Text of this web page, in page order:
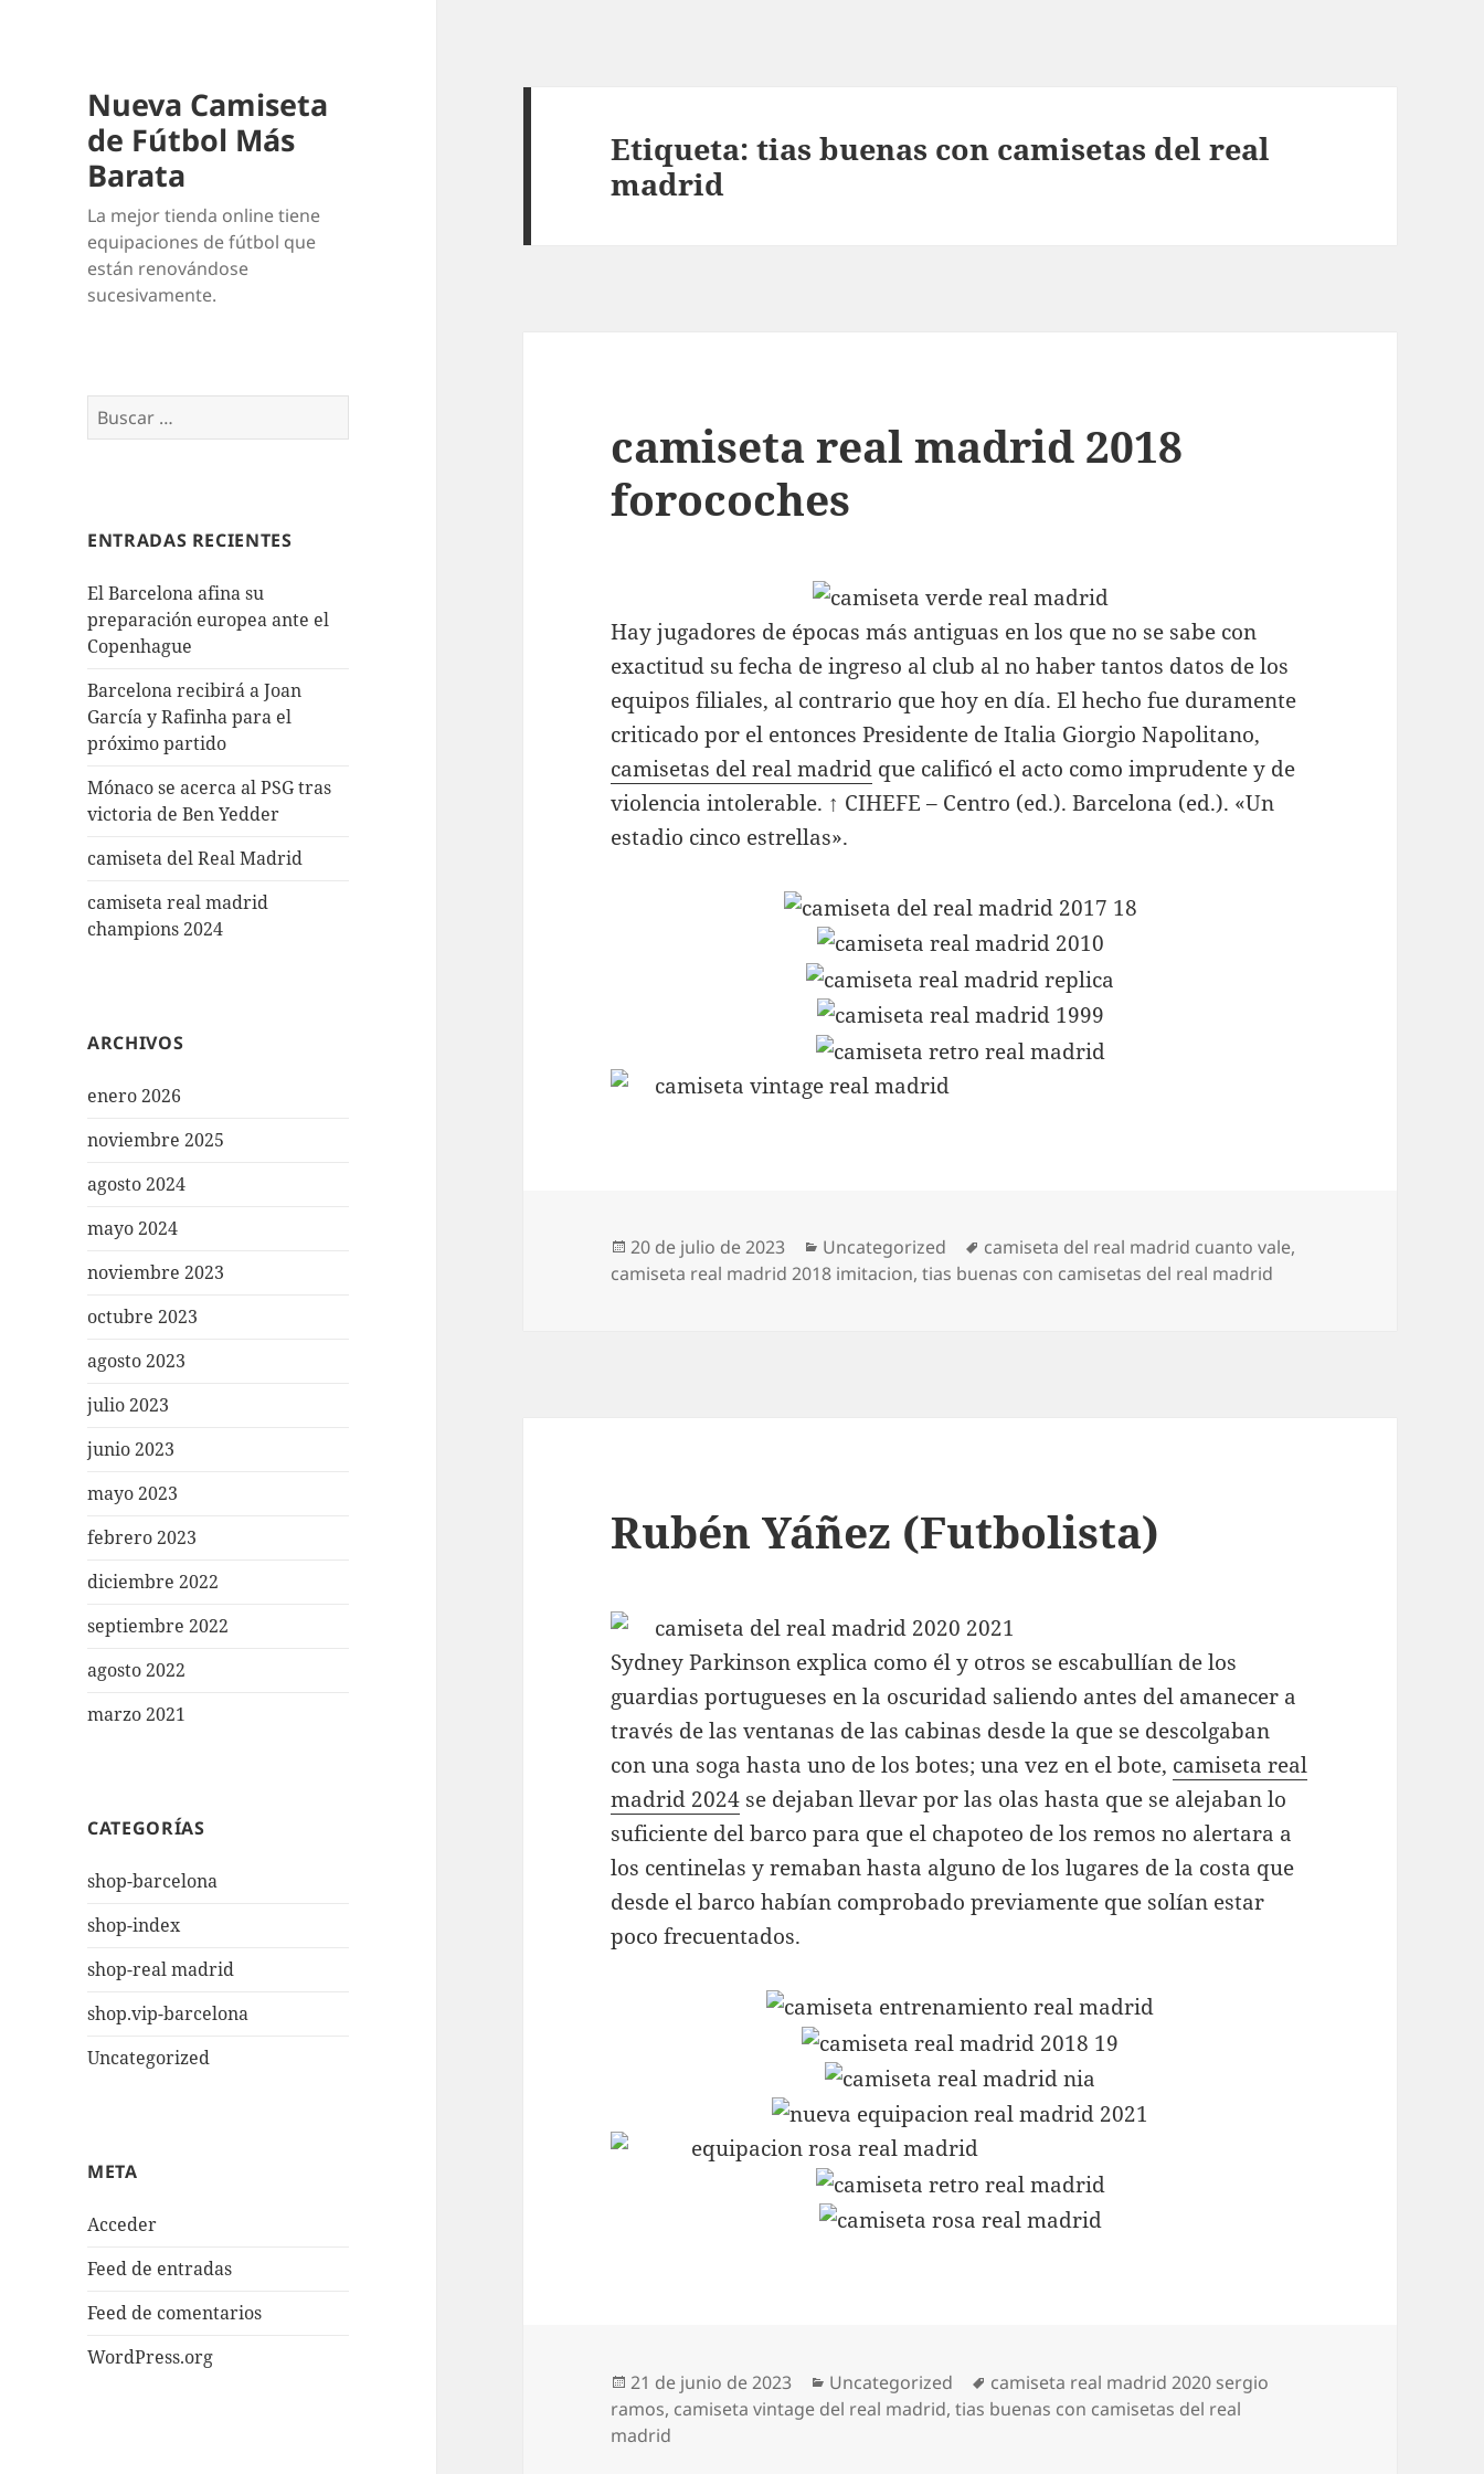
Nueva Camiseta
de Fútbol Más
Barata
La mejor tienda online tiene
equipaciones de fútbol que
están renovándose
sucesivamente.
Buscar:
ENTRADAS RECIENTES
El Barcelona afina su
preparación europea ante el
Copenhague
Barcelona recibirá a Joan
García y Rafinha para el
próximo partido
Mónaco se acerca al PSG tras
victoria de Ben Yedder
camiseta del Real Madrid
camiseta real madrid
champions 2024
ARCHIVOS
enero 2026
noviembre 2025
agosto 2024
mayo 2024
noviembre 2023
octubre 2023
agosto 2023
julio 2023
junio 2023
mayo 2023
febrero 2023
diciembre 2022
septiembre 2022
agosto 2022
marzo 2021
CATEGORÍAS
shop-barcelona
shop-index
shop-real madrid
shop.vip-barcelona
Uncategorized
META
Acceder
Feed de entradas
Feed de comentarios
WordPress.org
Etiqueta:tias buenas con camisetas del real
madrid
camiseta real madrid 2018
forocoches
Hay jugadores de épocas más antiguas en los que no se sabe con
exactitud su fecha de ingreso al club al no haber tantos datos de los
equipos filiales, al contrario que hoy en día. El hecho fue duramente
criticado por el entonces Presidente de Italia Giorgio Napolitano,
camisetas del real madrid que calificó el acto como imprudente y de
violencia intolerable. ↑ CIHEFE – Centro (ed.). Barcelona (ed.). «Un
estadio cinco estrellas».
Publicado
el
20 de julio de 2023 Categorías
Uncategorized Etiquetas
camiseta del real madrid cuanto vale,
camiseta real madrid 2018 imitacion,tias buenas con camisetas del real madrid
Rubén Yáñez (Futbolista)
Sydney Parkinson explica como él y otros se escabullían de los
guardias portugueses en la oscuridad saliendo antes del amanecer a
través de las ventanas de las cabinas desde la que se descolgaban
con una soga hasta uno de los botes; una vez en el bote, camiseta real
madrid 2024 se dejaban llevar por las olas hasta que se alejaban lo
suficiente del barco para que el chapoteo de los remos no alertara a
los centinelas y remaban hasta alguno de los lugares de la costa que
desde el barco habían comprobado previamente que solían estar
poco frecuentados.
Publicado
el
21 de junio de 2023 Categorías
Uncategorized Etiquetas
camiseta real madrid 2020 sergio
ramos, camiseta vintage del real madrid,tias buenas con camisetas del real
madrid